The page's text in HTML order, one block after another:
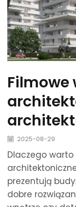
Filmowe
2025-08-29
Dlaczego
prezentują
dobre